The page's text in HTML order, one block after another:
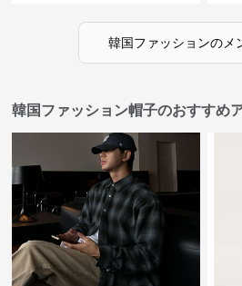
韓国ファッションのメ
韓国ファッション帽子のおすすめ